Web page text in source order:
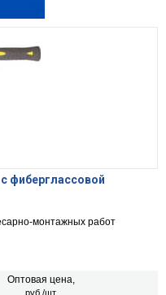
фиберглассовой
монтажных работ
Оптовая цена,
руб./шт.